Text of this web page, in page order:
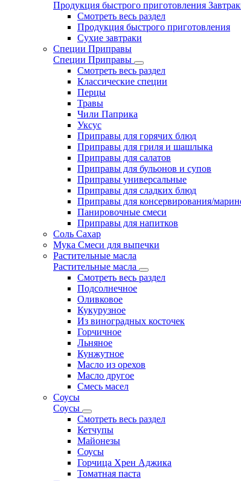
Продукция быстрого приготовления
Смотреть весь раздел
Продукция быстрого приготовления
Сухие завтраки
Специи Приправы
Специи Приправы
Смотреть весь раздел
Классические специи
Перцы
Травы
Чили Паприка
Уксус
Приправы для горячих блюд
Приправы для гриля и шашлыка
Приправы для салатов
Приправы для бульонов и супов
Приправы универсальные
Приправы для сладких блюд
Приправы для консервирования/
Панировочные смеси
Приправы для напитков
Соль Сахар
Мука Смеси для выпечки
Растительные масла
Растительные масла
Смотреть весь раздел
Подсолнечное
Оливковое
Кукурузное
Из виноградных косточек
Горчичное
Льняное
Кунжутное
Масло из орехов
Масло другое
Смесь масел
Соусы
Соусы
Смотреть весь раздел
Кетчупы
Майонезы
Соусы
Горчица Хрен Аджика
Томатная паста